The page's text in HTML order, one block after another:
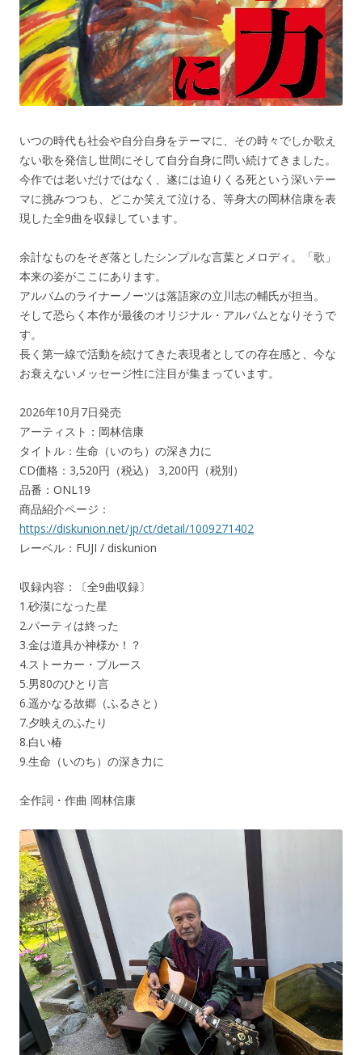
いつの時代も社会や自分自身をテーマに、その時々でしか歌え
ない歌を発信し世間にそして自分自身に問い続けてきました。
今作では老いだけではなく、遂には迫りくる死という深いテー
マに挑みつつも、どこか笑えて泣ける、等身大の岡林信康を表
現した全9曲を収録しています。
余計なものをそぎ落としたシンプルな言葉とメロディ。「歌」
本来の姿がここにあります。
アルバムのライナーノーツは落語家の立川志の輔氏が担当。
そして恐らく本作が最後のオリジナル・アルバムとなりそうで
す。
長く第一線で活動を続けてきた表現者としての存在感と、今な
お衰えないメッセージ性に注目が集まっています。
2026年10月7日発売
アーティスト：岡林信康
タイトル：生命（いのち）の深き力に
CD価格：3,520円（税込） 3,200円（税別）
品番：ONL19
商品紹介ページ：
https://diskunion.net/jp/ct/detail/1009271402
レーベル：FUJI / diskunion
収録内容：〔全9曲収録〕
1.砂漠になった星
2.パーティは終った
3.金は道具か神様か！？
4.ストーカー・ブルース
5.男80のひとり言
6.遥かなる故郷（ふるさと）
7.夕映えのふたり
8.白い椿
9.生命（いのち）の深き力に
全作詞・作曲 岡林信康